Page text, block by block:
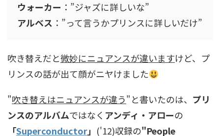
ウォーカー ：”ジャズに詳しいな”
アルベス ：”って言うかプリンスに詳しいだけ”
吹き替えだと微妙にニュアンスが違いますけど、プ
リンスの話が出て顔がニヤけました
"吹き替えはニュアンスが違う"と書いたのは、 プリ
ンスのアルバムではなく アンディ・アローの
「Superconductor」 ('12)収録の"People